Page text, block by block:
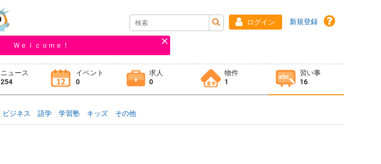
ログイン 新規登録
Ｗｅｌｃｏｍｅ！
ニュース
254
イベント
0
求人
0
物件
1
習い事
16
ビジネス 語学 学習塾 キッズ その他